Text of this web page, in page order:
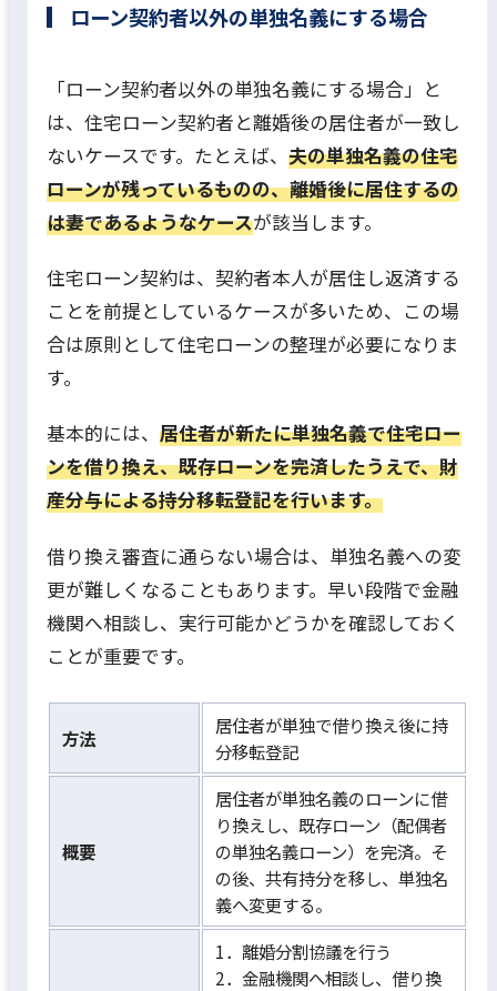
ローン契約者以外の単独名義にする場合
「ローン契約者以外の単独名義にする場合」と
は、住宅ローン契約者と離婚後の居住者が一致し
ないケースです。たとえば、 夫の単独名義の住宅
ローンが残っているものの、離婚後に居住するの
は妻であるようなケースが該当します。
住宅ローン契約は、契約者本人が居住し返済する
ことを前提としているケースが多いため、この場
合は原則として住宅ローンの整理が必要になりま
す。
基本的には、 居住者が新たに単独名義で住宅ロー
ンを借り換え、既存ローンを完済したうえで、財
産分与による持分移転登記を行います。
借り換え審査に通らない場合は、単独名義への変
更が難しくなることもあります。早い段階で金融
機関へ相談し、実行可能かどうかを確認しておく
ことが重要です。
方法
居住者が単独で借り換え後に持
分移転登記
概要
居住者が単独名義のローンに借
り換えし、既存ローン（配偶者
の単独名義ローン）を完済。そ
の後、共有持分を移し、単独名
義へ変更する。
1．離婚分割協議を行う
2．金融機関へ相談し、借り換